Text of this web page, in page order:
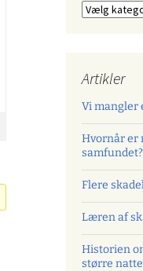
Kategorier
Artikler
Vi mangler
Hvornår er
samfundet?
Flere
Læren af
Historien
større